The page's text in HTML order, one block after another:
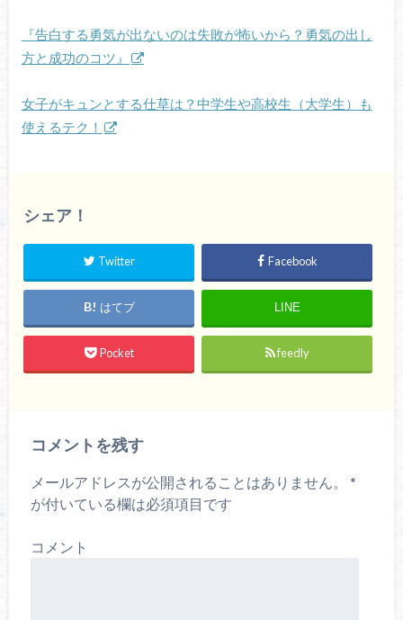
『告白する勇気が出ないのは失敗が怖いから？勇気の出し
方と成功のコツ』
女子がキュンとする仕草は？中学生や高校生（大学生）も
使えるテク！
シェア！
Twitter Facebook
はてブ LINE
Pocket feedly
コメントを残す
メールアドレスが公開されることはありません。
*
が付いている欄は必須項目です
コメント